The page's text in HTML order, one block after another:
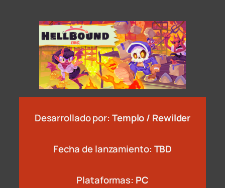
Desarrollado por: Templo / Rewilder
Fecha de lanzamiento: TBD
Plataformas: PC